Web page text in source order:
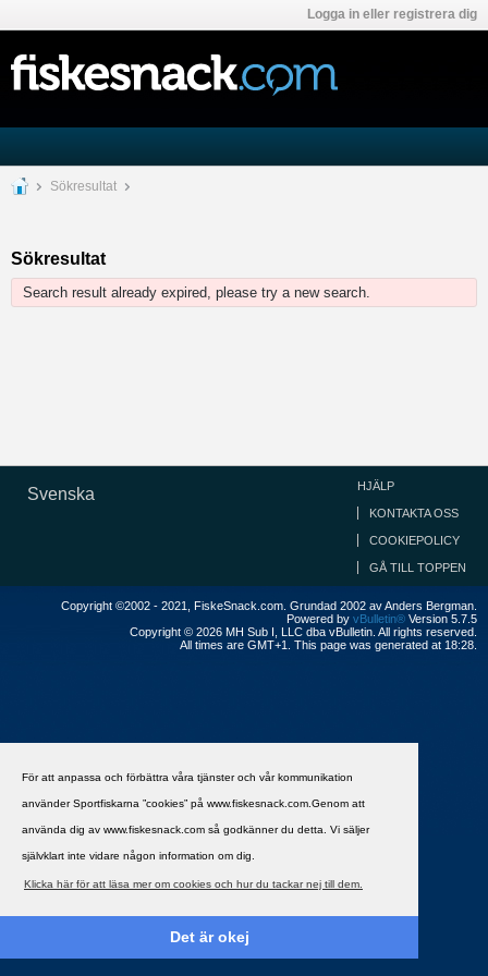
För att anpassa och förbättra våra tjänster och vår kommunikation
använder Sportfiskarna ”cookies” på www.fiskesnack.com.Genom att
använda dig av www.fiskesnack.com så godkänner du detta. Vi säljer
självklart inte vidare någon information om dig.
Klicka här för att läsa mer om cookies och hur du tackar nej till dem.
Det är okej
Logga in eller registrera dig
Sökresultat
Sökresultat
Search result already expired, please try a new search.
Svenska HJÄLP
KONTAKTA OSS
COOKIEPOLICY
GÅ TILL TOPPEN
Copyright ©2002 - 2021, FiskeSnack.com. Grundad 2002 av Anders Bergman.
Powered by vBulletin® Version 5.7.5
Copyright © 2026 MH Sub I, LLC dba vBulletin. All rights reserved.
All times are GMT+1. This page was generated at 18:28.